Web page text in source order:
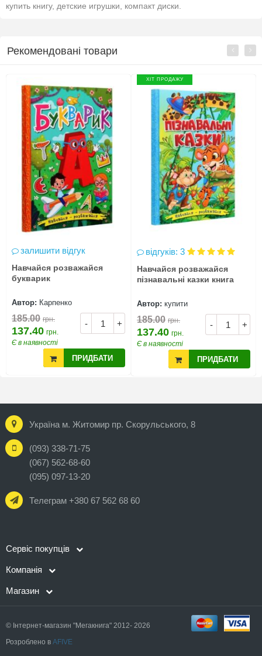
купить книгу, детские игрушки, компакт диски.
Рекомендовані товари
залишити відгук
Навчайся розважайся
букварик
Автор: Карпенко
- +
185.00 грн.
137.40 грн.
Є в наявності
ПРИДБАТИ
ХІТ ПРОДАЖУ
відгуків: 3
Навчайся розважайся
пізнавальні казки книга
Автор: купити
- +
185.00 грн.
137.40 грн.
Є в наявності
ПРИДБАТИ
Україна м. Житомир пр. Скорульського, 8
(093) 338-71-75
(067) 562-68-60
(095) 097-13-20
Телеграм +380 67 562 68 60
Сервіс покупців
Компанія
Магазин
© Інтернет-магазин "Мегакнига" 2012- 2026
Розроблено в AFIVE